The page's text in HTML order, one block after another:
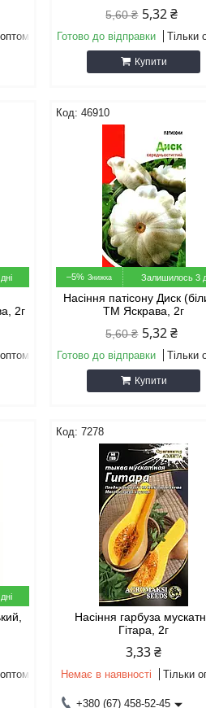
5,60 ₴ 5,32 ₴
Готово до відправки Тільки
Купити
2г
46910
–5% Залишилось 3
Насіння патiсону Диск
ТМ Яскрава, 2г
5,60 ₴ 5,32 ₴
Готово до відправки Тільки
Купити
7278
Насіння гарбуза
Гітара, 2г
3,33 ₴
Немає в наявності Тільки
+380 (67) 458-52-45